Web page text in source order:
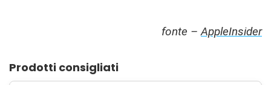
fonte – AppleInsider
Prodotti consigliati